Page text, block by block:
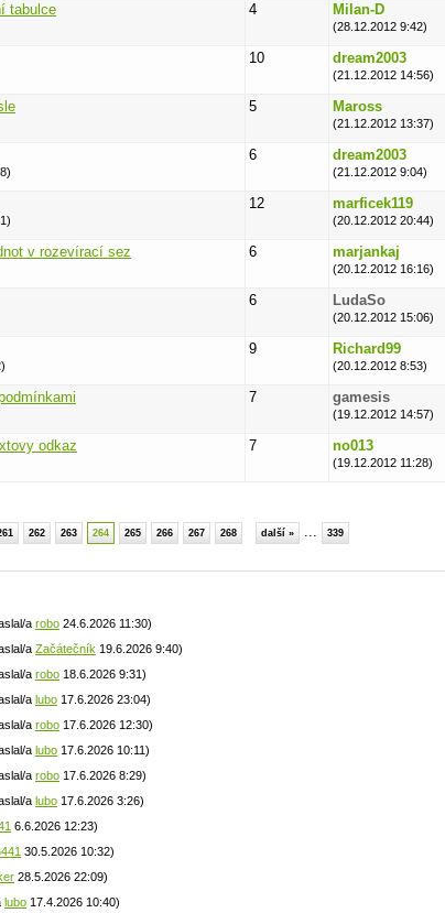
tabulce
4 Milan-D
(28.12.2012 9:42)
10 dream2003
(21.12.2012 14:56)
5 Maross
(21.12.2012 13:37)
6 dream2003
(21.12.2012 9:04)
12 marficek119
(20.12.2012 20:44)
v rozevírací sez
6 marjankaj
(20.12.2012 16:16)
6 LudaSo
(20.12.2012 15:06)
9 Richard99
(20.12.2012 8:53)
7 gamesis
(19.12.2012 14:57)
odkaz
7 no013
(19.12.2012 11:28)
262 263 264 265 266 267 268 další » ... 339
a robo 24.6.2026 11:30)
a Začátečník 19.6.2026 9:40)
a robo 18.6.2026 9:31)
a lubo 17.6.2026 23:04)
a robo 17.6.2026 12:30)
a lubo 17.6.2026 10:11)
a robo 17.6.2026 8:29)
a lubo 17.6.2026 3:26)
6.6.2026 12:23)
30.5.2026 10:32)
28.5.2026 22:09)
lubo 17.4.2026 10:40)